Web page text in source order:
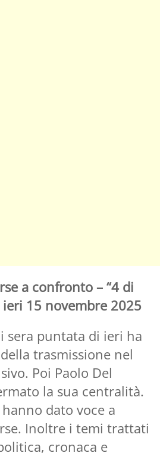
a confronto – “4 di
15 novembre 2025
sera puntata di ieri ha
trasmissione nel
Poi Paolo Del
la sua centralità.
dato voce a
Inoltre i temi trattati
cronaca e